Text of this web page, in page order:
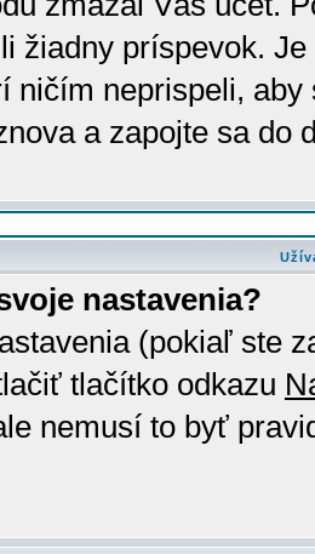
žiadny príspevok.
ničím neprispeli,
a zapojte sa do
nastavenia?
(pokiaľ ste
tlačítko odkazu
nemusí to byť